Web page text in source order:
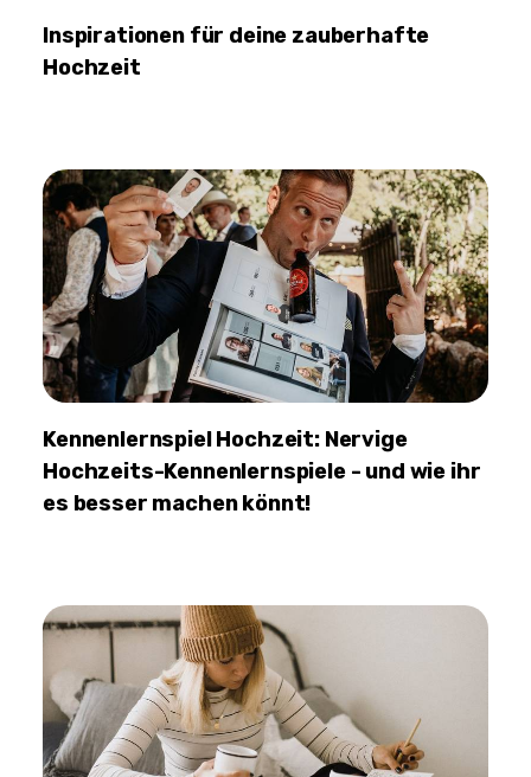
Inspirationen für deine zauberhafte
Hochzeit
Kennenlernspiel Hochzeit: Nervige
Hochzeits-Kennenlernspiele - und wie ihr
es besser machen könnt!